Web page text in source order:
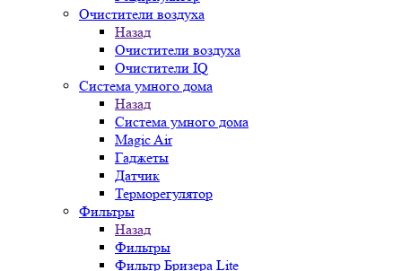
Очистители воздуха
Назад
Очистители воздуха
Очистители IQ
Система умного дома
Назад
Система умного дома
Magic Air
Гаджеты
Датчик
Терморегулятор
Фильтры
Назад
Фильтры
Фильтр Бризера Lite